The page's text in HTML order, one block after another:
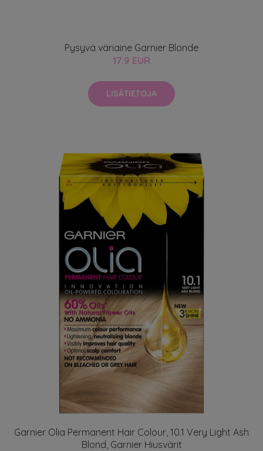
Pysyvä väriaine Garnier Blonde
17.9 EUR
LISÄTIETOJA
Garnier Olia Permanent Hair Colour, 10.1 Very Light Ash
Blond, Garnier Hiusvärit